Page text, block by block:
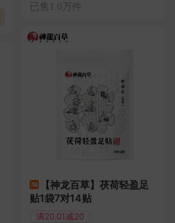
已售1.0万件
【神龙百草】茯荷轻盈足
贴1袋7对14贴
满20.01减20